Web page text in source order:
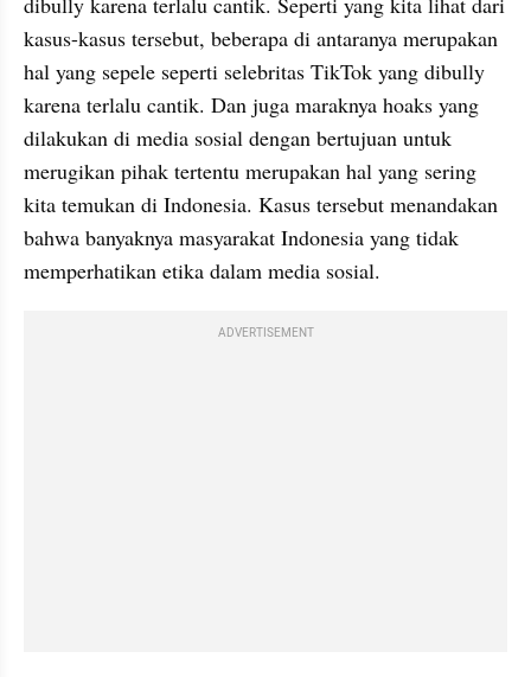
kasus-kasus tersebut, beberapa di antaranya merupakan
hal yang sepele seperti selebritas TikTok yang dibully
karena terlalu cantik. Dan juga maraknya hoaks yang
dilakukan di media sosial dengan bertujuan untuk
merugikan pihak tertentu merupakan hal yang sering
kita temukan di Indonesia. Kasus tersebut menandakan
bahwa banyaknya masyarakat Indonesia yang tidak
memperhatikan etika dalam media sosial.
ADVERTISEMENT